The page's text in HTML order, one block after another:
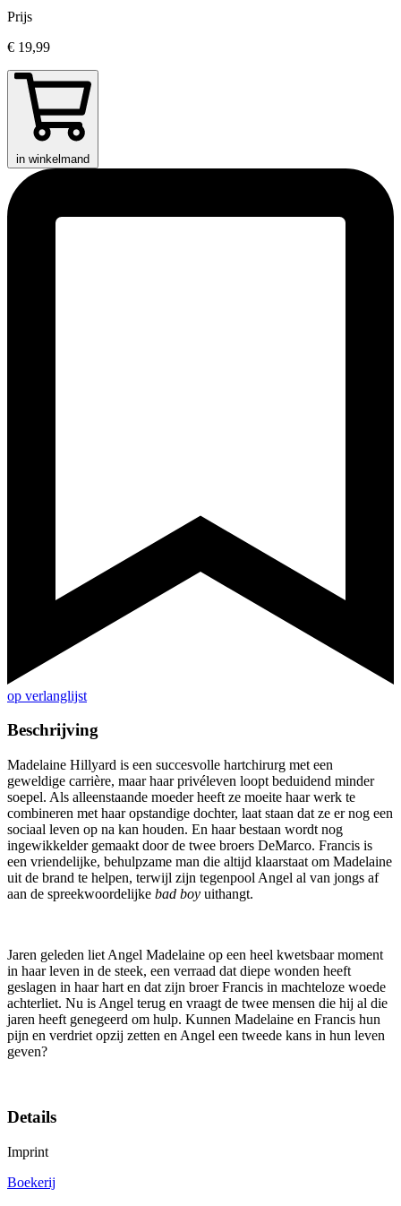
Prijs
€ 19,99
in winkelmand
op verlanglijst
Beschrijving
Madelaine Hillyard is een succesvolle hartchirurg met een
geweldige carrière, maar haar privéleven loopt beduidend minder
soepel. Als alleenstaande moeder heeft ze moeite haar werk te
combineren met haar opstandige dochter, laat staan dat ze er nog een
sociaal leven op na kan houden. En haar bestaan wordt nog
ingewikkelder gemaakt door de twee broers DeMarco. Francis is
een vriendelijke, behulpzame man die altijd klaarstaat om Madelaine
uit de brand te helpen, terwijl zijn tegenpool Angel al van jongs af
aan de spreekwoordelijke bad boy uithangt.
Jaren geleden liet Angel Madelaine op een heel kwetsbaar moment
in haar leven in de steek, een verraad dat diepe wonden heeft
geslagen in haar hart en dat zijn broer Francis in machteloze woede
achterliet. Nu is Angel terug en vraagt de twee mensen die hij al die
jaren heeft genegeerd om hulp. Kunnen Madelaine en Francis hun
pijn en verdriet opzij zetten en Angel een tweede kans in hun leven
geven?
Details
Imprint
Boekerij